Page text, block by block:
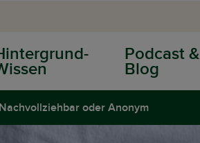
Podcast &
Blog
Nachvollziehbar oder Anonym